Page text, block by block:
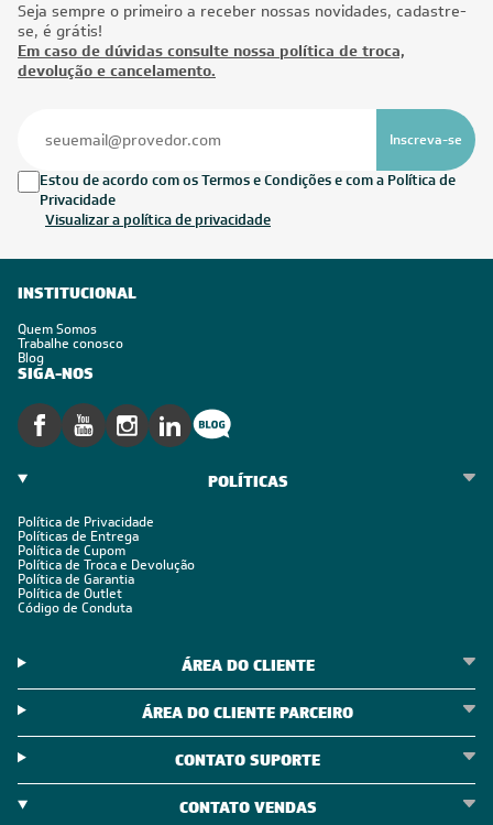
Seja sempre o primeiro a receber nossas novidades, cadastre-
se, é grátis!
Em caso de dúvidas consulte nossa política de troca,
devolução e cancelamento.
Inscreva-se
Estou de acordo com os Termos e Condições e com a Política de
Privacidade
Visualizar a política de privacidade
INSTITUCIONAL
Quem Somos
Trabalhe conosco
Blog
SIGA-NOS
POLÍTICAS
Política de Privacidade
Políticas de Entrega
Política de Cupom
Política de Troca e Devolução
Política de Garantia
Política de Outlet
Código de Conduta
ÁREA DO CLIENTE
ÁREA DO CLIENTE PARCEIRO
CONTATO SUPORTE
CONTATO VENDAS